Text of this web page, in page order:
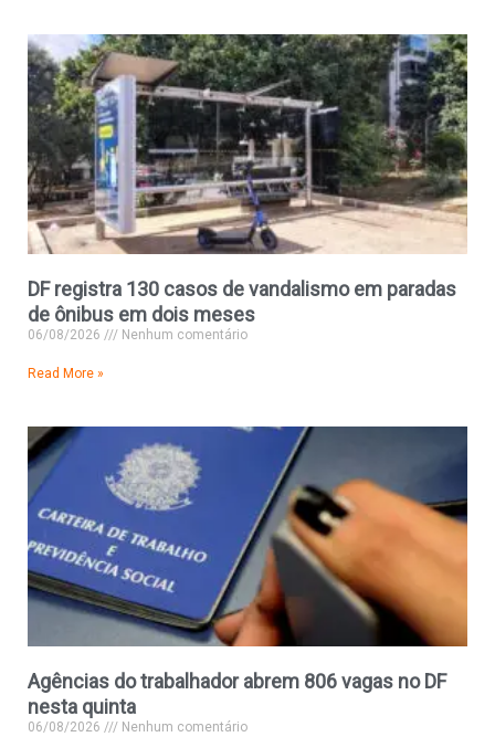
DF registra 130 casos de vandalismo em paradas
de ônibus em dois meses
06/08/2026 Nenhum comentário
Read More »
Agências do trabalhador abrem 806 vagas no DF
nesta quinta
06/08/2026 Nenhum comentário